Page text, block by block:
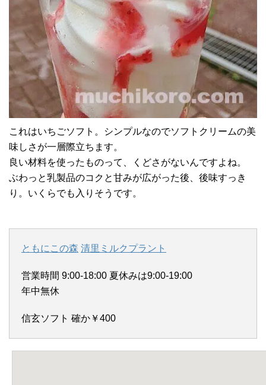
これはいちごソフト。シンプルなのでソフトクリームの美
味しさが一層際立ちます。
良い材料を使ったものって、くどさがないんですよね。
ぶわっと乳製品のコクと甘みが広がった後、後味すっき
り。いくらでも入りそうです。
ともにこの森 清里ミルクプラント
営業時間 9:00-18:00 夏休みは9:00-19:00
年中無休
信玄ソフト 確か￥400